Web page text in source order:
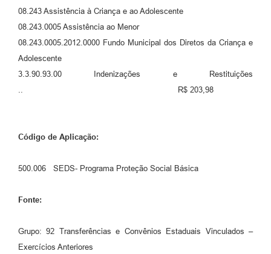
08.243 Assistência à Criança e ao Adolescente
08.243.0005 Assistência ao Menor
08.243.0005.2012.0000 Fundo Municipal dos Diretos da Criança e
Adolescente
3.3.90.93.00 Indenizações e Restituições
.. R$ 203,98
Código de Aplicação:
500.006 SEDS- Programa Proteção Social Básica
Fonte:
Grupo: 92 Transferências e Convênios Estaduais Vinculados –
Exercícios Anteriores